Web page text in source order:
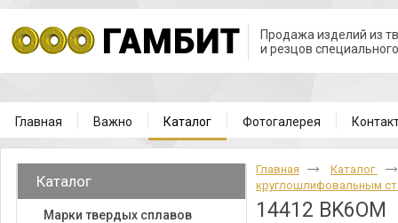
Продажа изделий из
и резцов
Главная Важно Каталог Фотогалерея
Каталог
Марки твердых сплавов
Главная
Каталог
круглошлифовальным
14412 BK6OM